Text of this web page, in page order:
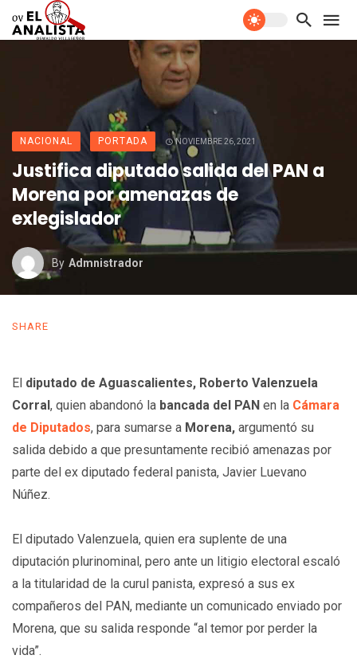
NACIONAL PORTADA NOVIEMBRE 26, 2021
Justifica diputado salida del PAN a
Morena por amenazas de
exlegislador
By Admnistrador
SHARE
El diputado de Aguascalientes, Roberto Valenzuela
Corral, quien abandonó la bancada del PAN en la Cámara
de Diputados, para sumarse a Morena, argumentó su
salida debido a que presuntamente recibió amenazas por
parte del ex diputado federal panista, Javier Luevano
Núñez.
El diputado Valenzuela, quien era suplente de una
diputación plurinominal, pero ante un litigio electoral escaló
a la titularidad de la curul panista, expresó a sus ex
compañeros del PAN, mediante un comunicado enviado por
Morena, que su salida responde “al temor por perder la
vida”.